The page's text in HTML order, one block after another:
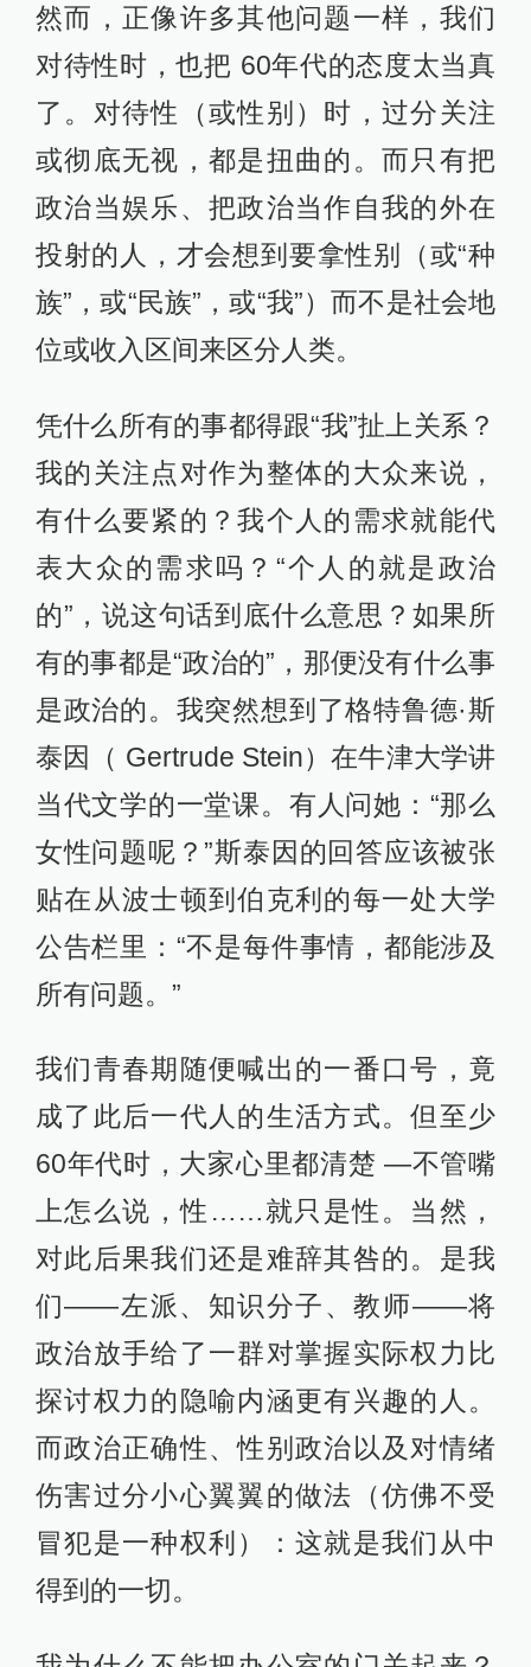
然而，正像许多其他问题一样，我们
对待性时，也把 60年代的态度太当真
了。对待性（或性别）时，过分关注
或彻底无视，都是扭曲的。而只有把
政治当娱乐、把政治当作自我的外在
投射的人，才会想到要拿性别（或“种
族”，或“民族”，或“我”）而不是社会地
位或收入区间来区分人类。
凭什么所有的事都得跟“我”扯上关系？
我的关注点对作为整体的大众来说，
有什么要紧的？我个人的需求就能代
表大众的需求吗？“个人的就是政治
的”，说这句话到底什么意思？如果所
有的事都是“政治的”，那便没有什么事
是政治的。我突然想到了格特鲁德·斯
泰因（ Gertrude Stein）在牛津大学讲
当代文学的一堂课。有人问她：“那么
女性问题呢？”斯泰因的回答应该被张
贴在从波士顿到伯克利的每一处大学
公告栏里：“不是每件事情，都能涉及
所有问题。”
我们青春期随便喊出的一番口号，竟
成了此后一代人的生活方式。但至少
60年代时，大家心里都清楚 —不管嘴
上怎么说，性……就只是性。当然，
对此后果我们还是难辞其咎的。是我
们——左派、知识分子、教师——将
政治放手给了一群对掌握实际权力比
探讨权力的隐喻内涵更有兴趣的人。
而政治正确性、性别政治以及对情绪
伤害过分小心翼翼的做法（仿佛不受
冒犯是一种权利）：这就是我们从中
得到的一切。